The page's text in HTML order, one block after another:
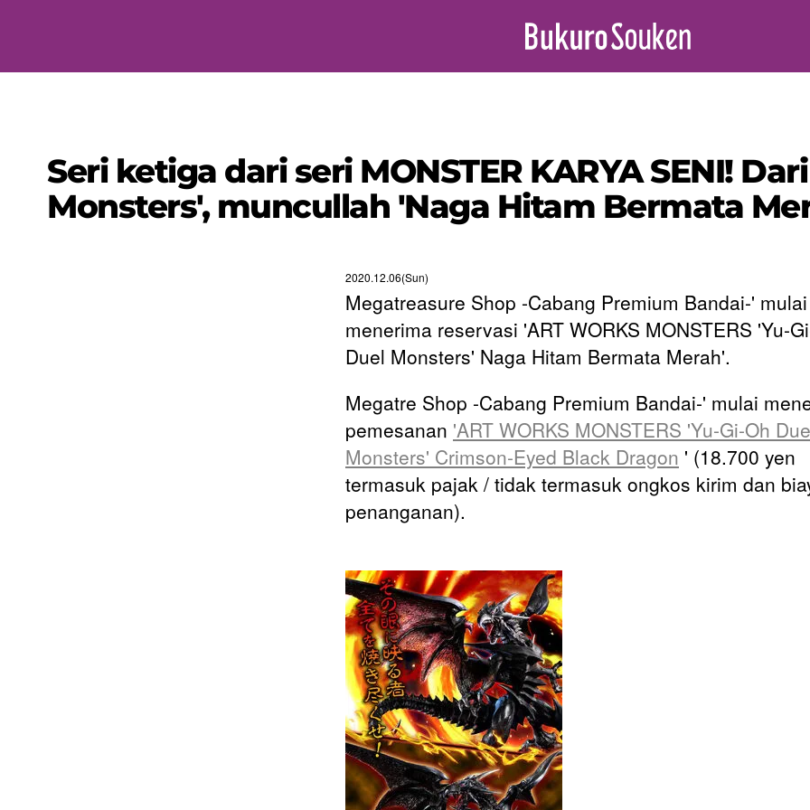
Seri ketiga dari seri MONSTER KARYA SENI!
Monsters', muncullah 'Naga Hitam Bermata
2020.12.06(Sun)
Megatreasure Shop -Cabang Premium Bandai-' mulai
menerima reservasi 'ART WORKS MONSTERS 'Yu-
Duel Monsters' Naga Hitam Bermata Merah'.
Megatre Shop -Cabang Premium Bandai-' mulai
pemesanan 'ART WORKS MONSTERS 'Yu-Gi-Oh
Monsters' Crimson-Eyed Black Dragon ' (18.700 yen
termasuk pajak / tidak termasuk ongkos kirim dan
penanganan).